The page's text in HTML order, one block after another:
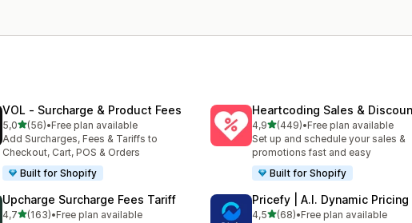
VOL ‑ Surcharge & Product Fees
5,0/ 5 tähteä
(56)
56 arvostelua yhteensä
•Free plan available
Add Surcharges, Fees & Tariffs to
Checkout, Cart, POS & Orders
Built for Shopify
Heartcoding Sales &
4,9/ 5 tähteä
(449)
449 arvostelua yhteensä
•Free plan available
Set up and schedule your sales &
promotions fast and easy
Built for Shopify
Upcharge Surcharge Fees Tariff
4,7/ 5 tähteä
(163)
163 arvostelua yhteensä
•Free plan available
Pricefy | A.I. Dynamic Pricing
4,5/ 5 tähteä
(68)
68 arvostelua yhteensä
•Free plan available